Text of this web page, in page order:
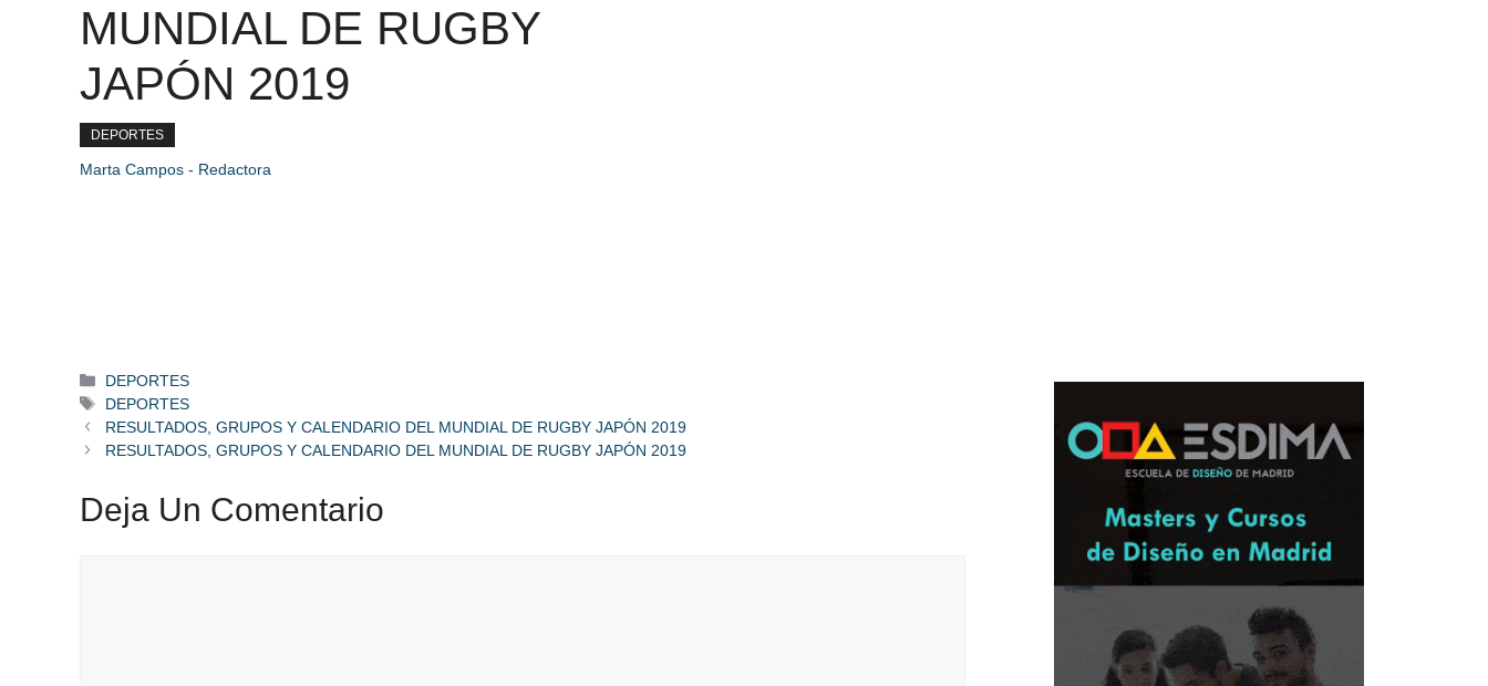
MUNDIAL DE RUGBY
JAPÓN 2019
DEPORTES
Marta Campos - Redactora
Categorías
DEPORTES
Etiquetas
DEPORTES
RESULTADOS, GRUPOS Y CALENDARIO DEL MUNDIAL DE RUGBY JAPÓN 2019
RESULTADOS, GRUPOS Y CALENDARIO DEL MUNDIAL DE RUGBY JAPÓN 2019
Deja Un Comentario